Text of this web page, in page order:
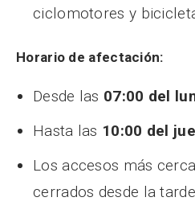
ciclomotores y
Horario de afectación:
Desde las 07:00 del
Hasta las 10:00 del
Los accesos más
cerrados desde la